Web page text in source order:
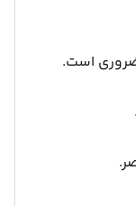
است.